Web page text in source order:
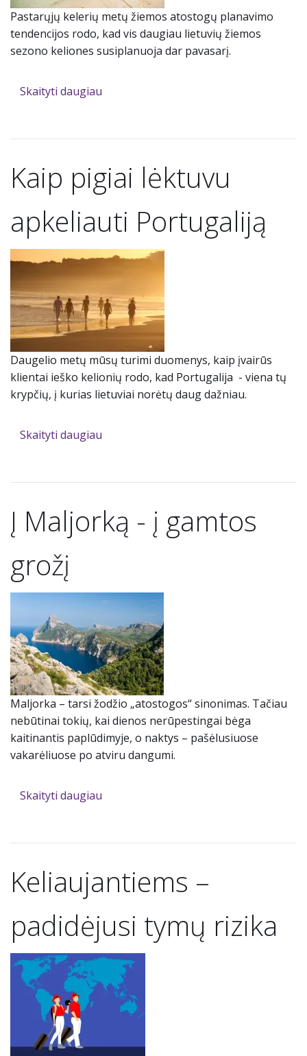
Pastarųjų kelerių metų žiemos atostogų planavimo
tendencijos rodo, kad vis daugiau lietuvių žiemos
sezono keliones susiplanuoja dar pavasarį.
Skaityti daugiau
Kaip pigiai lėktuvu
apkeliauti Portugaliją
Daugelio metų mūsų turimi duomenys, kaip įvairūs
klientai ieško kelionių rodo, kad Portugalija - viena tų
krypčių, į kurias lietuviai norėtų daug dažniau.
Skaityti daugiau
Į Maljorką - į gamtos
grožį
Maljorka – tarsi žodžio „atostogos“ sinonimas. Tačiau
nebūtinai tokių, kai dienos nerūpestingai bėga
kaitinantis paplūdimyje, o naktys – pašėlusiuose
vakarėliuose po atviru dangumi.
Skaityti daugiau
Keliaujantiems –
padidėjusi tymų rizika